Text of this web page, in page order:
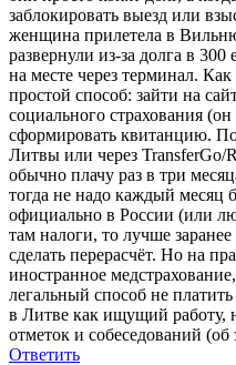
заблокировать выезд или
женщина прилетела в
развернули из-за долга в
на месте через терминал.
простой способ: зайти на
социального страхования
сформировать квитанцию.
Литвы или через TransferGo/
обычно плачу раз в три
тогда не надо каждый месяц
официально в России (или
там налоги, то лучше
сделать перерасчёт. Но на
иностранное
легальный способ не
в Литве как ищущий работу,
отметок и собеседований
Ответить